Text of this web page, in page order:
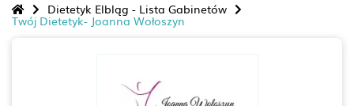
Dietetyk Elbląg - Lista Gabinetów
Twój Dietetyk- Joanna Wołoszyn